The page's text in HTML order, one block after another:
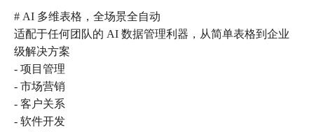
# AI 多维表格，全场景全自动
适配于任何团队的 AI 数据管理利器，从简单表格到企业
级解决方案
- 项目管理
- 市场营销
- 客户关系
- 软件开发